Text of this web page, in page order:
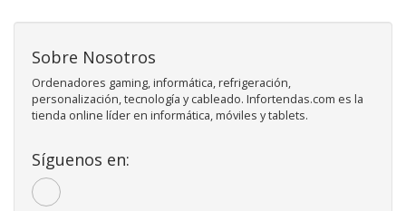
Sobre Nosotros
Ordenadores gaming, informática, refrigeración,
personalización, tecnología y cableado. Infortendas.com es la
tienda online líder en informática, móviles y tablets.
Síguenos en: